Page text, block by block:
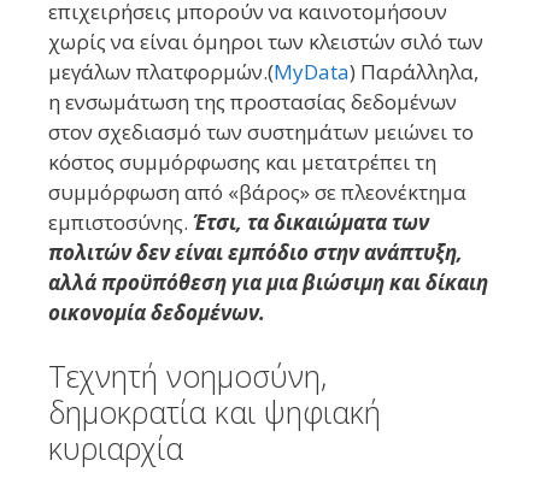
επιχειρήσεις μπορούν να καινοτομήσουν
χωρίς να είναι όμηροι των κλειστών σιλό των
μεγάλων πλατφορμών.(MyData) Παράλληλα,
η ενσωμάτωση της προστασίας δεδομένων
στον σχεδιασμό των συστημάτων μειώνει το
κόστος συμμόρφωσης και μετατρέπει τη
συμμόρφωση από «βάρος» σε πλεονέκτημα
εμπιστοσύνης. Έτσι, τα δικαιώματα των
πολιτών δεν είναι εμπόδιο στην ανάπτυξη,
αλλά προϋπόθεση για μια βιώσιμη και δίκαιη
οικονομία δεδομένων.
Τεχνητή νοημοσύνη,
δημοκρατία και ψηφιακή
κυριαρχία